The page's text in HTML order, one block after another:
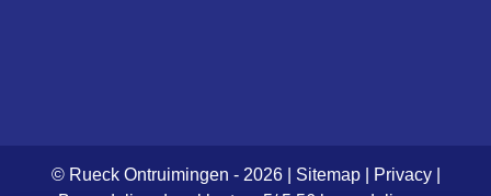
© Rueck Ontruimingen - 2026 | Sitemap| Privacy|